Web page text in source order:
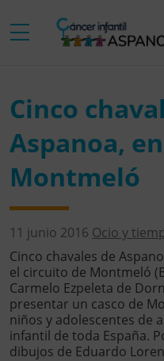
Cinco
Aspanoa,
Montmeló
11 junio 2016 Ocio y
Cinco chavales de
el circuito de Montmeló
Carmelo Ezpeleta de
presentar un casco de
niños y adolescentes de
infantil de toda España.
dibujos de Eduardo